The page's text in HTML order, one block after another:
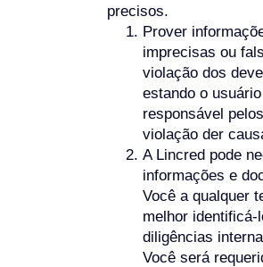
precisos.
Prover
imprecisas ou
violação dos
estando o
responsável
violação der
A Lincred pode
informações e
Você a qualquer
melhor
diligências
Você será